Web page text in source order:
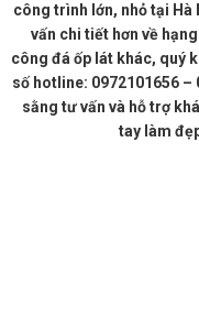
công trình lớn, nhỏ tại Hà
vấn chi tiết hơn về
công đá ốp lát khác, quý
số hotline: 0972101656
sằng tư vấn và hỗ trợ
tay làm